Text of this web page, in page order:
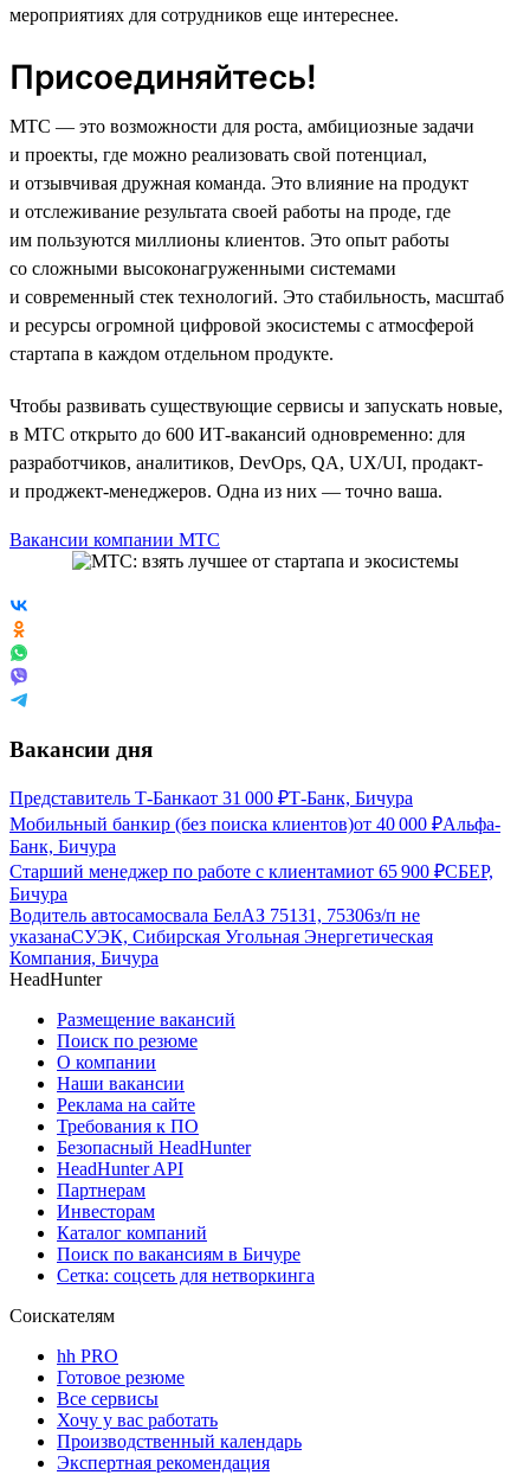
мероприятиях для сотрудников еще интереснее.
Присоединяйтесь!
МТС — это возможности для роста, амбициозные задачи
и проекты, где можно реализовать свой потенциал,
и отзывчивая дружная команда. Это влияние на продукт
и отслеживание результата своей работы на проде, где
им пользуются миллионы клиентов. Это опыт работы
со сложными высоконагруженными системами
и современный стек технологий. Это стабильность, масштаб
и ресурсы огромной цифровой экосистемы с атмосферой
стартапа в каждом отдельном продукте.
Чтобы развивать существующие сервисы и запускать новые,
в МТС открыто до 600 ИТ-вакансий одновременно: для
разработчиков, аналитиков, DevOps, QA, UX/UI, продакт-
и проджект-менеджеров. Одна из них — точно ваша.
Вакансии компании МТС
Вакансии дня
Представитель Т-Банкаот 31 000 ₽Т-Банк, Бичура
Мобильный банкир (без поиска клиентов)от 40 000 ₽Альфа-
Банк, Бичура
Старший менеджер по работе с клиентамиот 65 900 ₽СБЕР,
Бичура
Водитель автосамосвала БелАЗ 75131, 75306з/п не
указанаСУЭК, Сибирская Угольная Энергетическая
Компания, Бичура
HeadHunter
Размещение вакансий
Поиск по резюме
О компании
Наши вакансии
Реклама на сайте
Требования к ПО
Безопасный HeadHunter
HeadHunter API
Партнерам
Инвесторам
Каталог компаний
Поиск по вакансиям в Бичуре
Сетка: соцсеть для нетворкинга
Соискателям
hh PRO
Готовое резюме
Все сервисы
Хочу у вас работать
Производственный календарь
Экспертная рекомендация